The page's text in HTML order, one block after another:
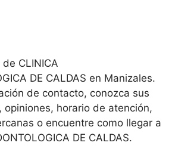
CLINICA
DE CALDAS en Manizales.
de contacto, conozca sus
opiniones, horario de atención,
o encuentre como llegar a
DE CALDAS.